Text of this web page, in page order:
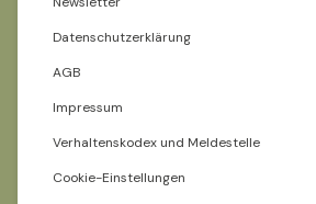
Datenschutzerklärung
AGB
Impressum
Verhaltenskodex und Meldestelle
Cookie-Einstellungen